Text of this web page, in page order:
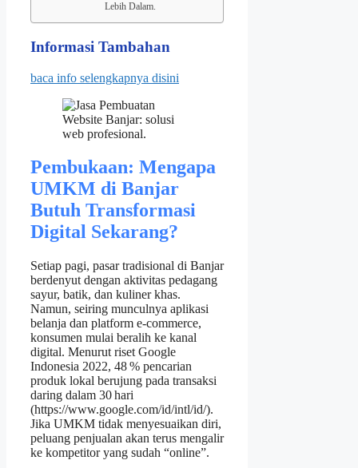
Lebih Dalam.
Informasi Tambahan
baca info selengkapnya disini
Pembukaan: Mengapa
UMKM di Banjar
Butuh Transformasi
Digital Sekarang?
Setiap pagi, pasar tradisional di Banjar
berdenyut dengan aktivitas pedagang
sayur, batik, dan kuliner khas.
Namun, seiring munculnya aplikasi
belanja dan platform e‑commerce,
konsumen mulai beralih ke kanal
digital. Menurut riset Google
Indonesia 2022, 48 % pencarian
produk lokal berujung pada transaksi
daring dalam 30 hari
(https://www.google.com/id/intl/id/).
Jika UMKM tidak menyesuaikan diri,
peluang penjualan akan terus mengalir
ke kompetitor yang sudah “online”.